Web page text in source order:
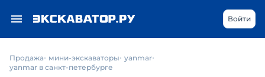
Войти
Продажа мини-экскаваторы yanmar
yanmar в санкт-петербурге